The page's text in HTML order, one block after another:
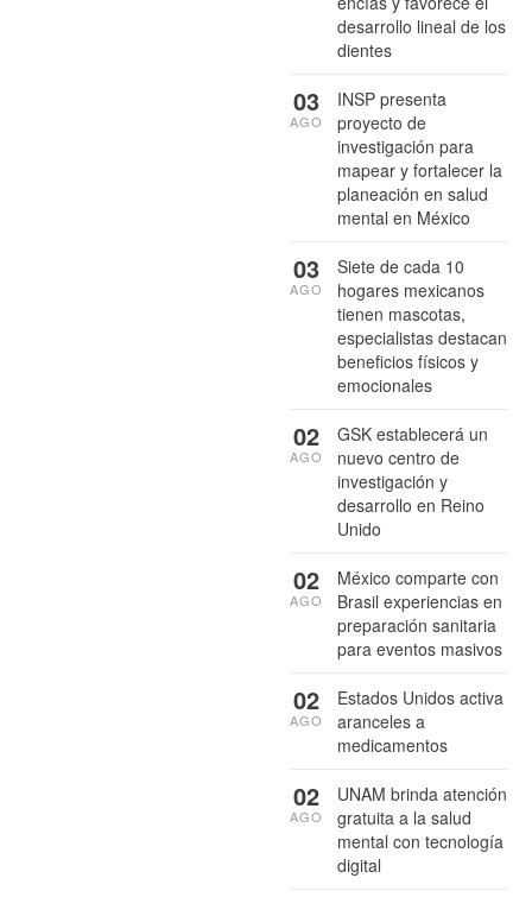
desarrollo lineal de los
dientes
INSP presenta
proyecto de
investigación para
mapear y fortalecer la
planeación en salud
mental en México
03
AGO
Siete de cada 10
hogares mexicanos
tienen mascotas,
especialistas destacan
beneficios físicos y
emocionales
03
AGO
GSK establecerá un
nuevo centro de
investigación y
desarrollo en Reino
Unido
02
AGO
México comparte con
Brasil experiencias en
preparación sanitaria
para eventos masivos
02
AGO
Estados Unidos activa
aranceles a
medicamentos
02
AGO
UNAM brinda atención
gratuita a la salud
mental con tecnología
digital
02
AGO